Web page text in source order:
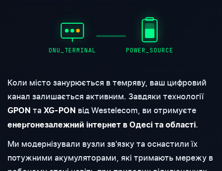
ONU_TERMINAL POWER_SOURCE
Коли місто занурюється в темряву, ваш цифровий
канал залишається активним. Завдяки технології
GPON та XG-PON від Westelecom, ви отримуєте
енергонезалежний інтернет в Одесі та області.
Ми модернізували вузли зв'язку та оснастили їх
потужними акумуляторами, які тримають мережу в